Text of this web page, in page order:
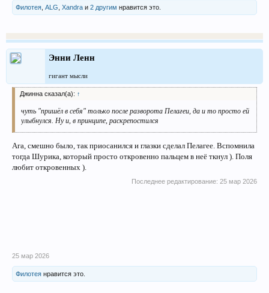
Филотея ALG Xandra и 2 другим нравится это.
Энни Ленн
гигант мысли
Джинна сказал(а): ↑
чуть "пришёл в себя" только после разворота Пелагеи, да и то просто ей
улыбнулся. Ну и, в принципе, раскрепостился
Ага, смешно было, так приосанился и глазки сделал Пелагее. Вспомнила
тогда Шурика, который просто откровенно пальцем в неё ткнул ). Поля
любит откровенных ).
Последнее редактирование: 25 мар 2026
25 мар 2026
Филотея нравится это.